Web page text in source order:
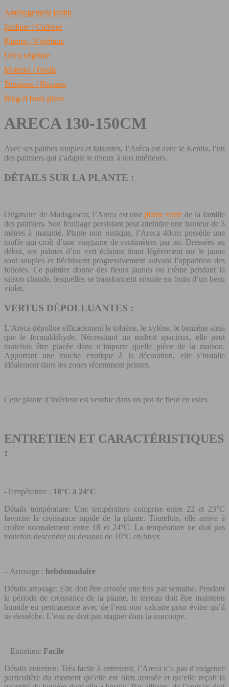
Aménagement jardin
Jardiner / Cultiver
Plantes / Végétaux
Déco végétale
Matériel / Outils
Terrasses / Piscines
Blog et bons plans
ARECA 130-150CM
Avec ses palmes souples et luisantes, l’Aréca est avec le Kentia, l’un
des palmiers qui s’adapte le mieux à nos intérieurs.
DÉTAILS SUR LA PLANTE :
Originaire de Madagascar, l’Areca est uneplante verte de la famille
des palmiers. Son feuillage persistant peut atteindre une hauteur de 3
mètres à maturité. Plante non rustique, l’Areca 40cm possède une
touffe qui croît d’une vingtaine de centimètres par an. Dressées au
début, ses palmes d’un vert éclatant tirant légèrement sur le jaune
sont souples et fléchissent progressivement suivant l’apparition des
folioles. Ce palmier donne des fleurs jaunes ou crème pendant la
saison chaude, lesquelles se transforment ensuite en fruits d’un beau
violet.
VERTUS DÉPOLLUANTES :
L’Areca dépollue efficacement le toluène, le xylène, le benzène ainsi
que le formaldéhyde. Nécessitant un endroit spacieux, elle peut
toutefois être placée dans n’importe quelle pièce de la maison.
Apportant une touche exotique à la décoration, elle s’installe
idéalement dans les zones récemment peintes.
Cette plante d’intérieur est vendue dans un pot de fleur en osier.
ENTRETIEN ET CARACTÉRISTIQUES
:
-Température : 18°C à 24°C
Détails température: Une température comprise entre 22 et 23°C
favorise la croissance rapide de la plante. Toutefois, elle arrive à
croître normalement entre 18 et 24°C. La température ne doit pas
toutefois descendre au dessous de 10°C en hiver.
– Arrosage : hebdomadaire
Détails arrosage: Elle doit être arrosée une fois par semaine. Pendant
la période de croissance de la plante, le terreau doit être maintenu
humide en permanence avec de l’eau non calcaire pour éviter qu’il
ne dessèche. L’eau ne doit pas stagner dans la soucoupe.
– Entretien: Facile
Détails entretien: Très facile à entretenir, l’Areca n’a pas d’exigence
particulière du moment qu’elle est bien arrosée et qu’elle reçoit la